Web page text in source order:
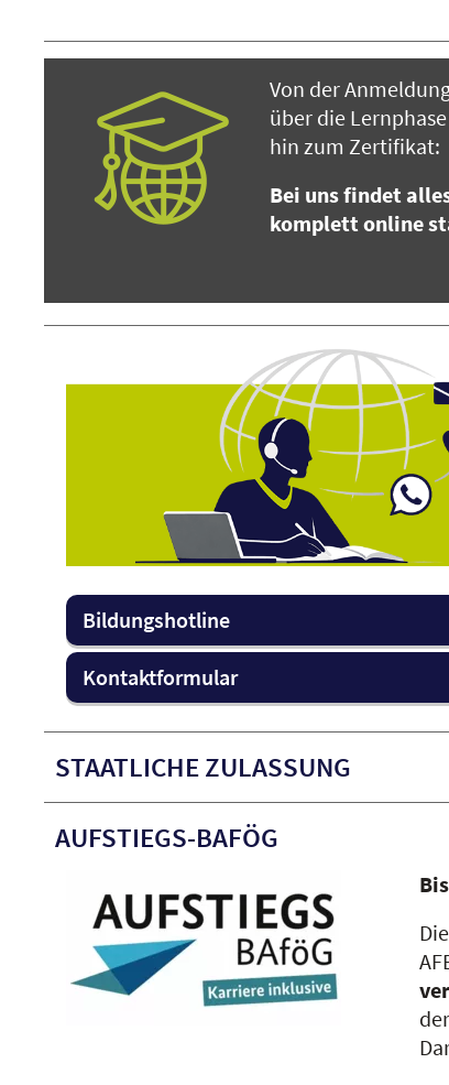
Von der
über die
hin zum Zertifikat:
Bei uns findet
komplett online
Bildungshotline
Kontaktformular
STAATLICHE ZULASSUNG
AUFSTIEGS-BAFÖG